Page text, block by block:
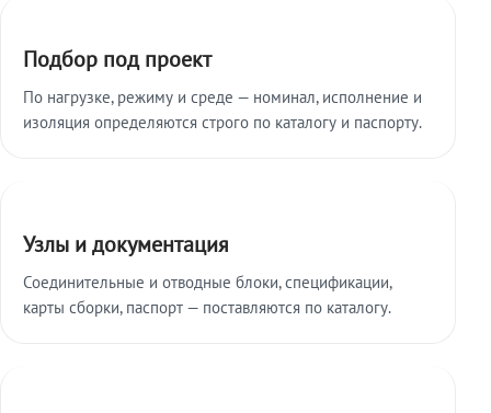
Подбор под проект
По нагрузке, режиму и среде — номинал, исполнение и
изоляция определяются строго по каталогу и паспорту.
Узлы и документация
Соединительные и отводные блоки, спецификации,
карты сборки, паспорт — поставляются по каталогу.